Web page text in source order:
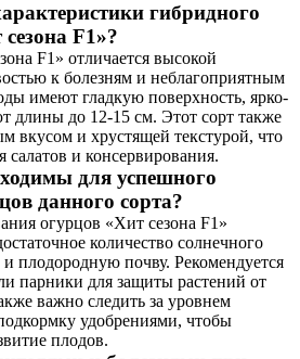
гибридного
F1»?
F1» отличается высокой
к болезням и неблагоприятным
имеют гладкую поверхность, ярко-
длины до 12-15 см. Этот сорт также
вкусом и хрустящей текстурой, что
салатов и консервирования.
для успешного
данного сорта?
огурцов «Хит сезона F1»
количество солнечного
плодородную почву. Рекомендуется
парники для защиты растений от
важно следить за уровнем
удобрениями, чтобы
плодов.